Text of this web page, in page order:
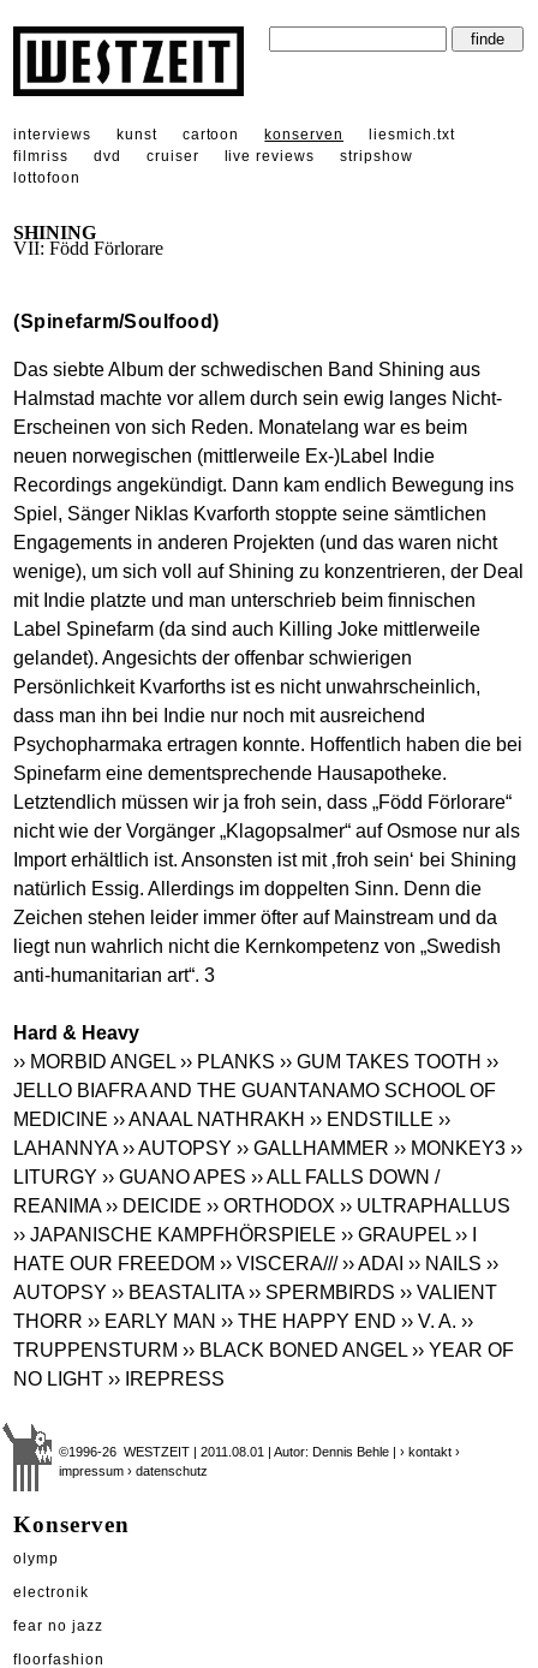
interviews kunst cartoon konserven
liesmich.txt
filmriss
dvd cruiser live reviews
stripshow
lottofoon
SHINING
VII: Född Förlorare
(Spinefarm/Soulfood)
Das siebte Album der schwedischen Band Shining aus
Halmstad machte vor allem durch sein ewig langes Nicht-
Erscheinen von sich Reden. Monatelang war es beim
neuen norwegischen (mittlerweile Ex-)Label Indie
Recordings angekündigt. Dann kam endlich Bewegung ins
Spiel, Sänger Niklas Kvarforth stoppte seine sämtlichen
Engagements in anderen Projekten (und das waren nicht
wenige), um sich voll auf Shining zu konzentrieren, der Deal
mit Indie platzte und man unterschrieb beim finnischen
Label Spinefarm (da sind auch Killing Joke mittlerweile
gelandet). Angesichts der offenbar schwierigen
Persönlichkeit Kvarforths ist es nicht unwahrscheinlich,
dass man ihn bei Indie nur noch mit ausreichend
Psychopharmaka ertragen konnte. Hoffentlich haben die bei
Spinefarm eine dementsprechende Hausapotheke.
Letztendlich müssen wir ja froh sein, dass „Född Förlorare“
nicht wie der Vorgänger „Klagopsalmer“ auf Osmose nur als
Import erhältlich ist. Ansonsten ist mit ‚froh sein‘ bei Shining
natürlich Essig. Allerdings im doppelten Sinn. Denn die
Zeichen stehen leider immer öfter auf Mainstream und da
liegt nun wahrlich nicht die Kernkompetenz von „Swedish
anti-humanitarian art“. 3
Hard & Heavy
›› MORBID ANGEL ›› PLANKS ›› GUM TAKES TOOTH ››
JELLO BIAFRA AND THE GUANTANAMO SCHOOL OF
MEDICINE ›› ANAAL NATHRAKH ›› ENDSTILLE ››
LAHANNYA ›› AUTOPSY ›› GALLHAMMER ›› MONKEY3 ››
LITURGY ›› GUANO APES ›› ALL FALLS DOWN /
REANIMA ›› DEICIDE ›› ORTHODOX ›› ULTRAPHALLUS
›› JAPANISCHE KAMPFHÖRSPIELE ›› GRAUPEL ›› I
HATE OUR FREEDOM ›› VISCERA/// ›› ADAI ›› NAILS ››
AUTOPSY ›› BEASTALITA ›› SPERMBIRDS ›› VALIENT
THORR ›› EARLY MAN ›› THE HAPPY END ›› V. A. ››
TRUPPENSTURM ›› BLACK BONED ANGEL ›› YEAR OF
NO LIGHT ›› IREPRESS
©1996-26 WESTZEIT | 2011.08.01 | Autor: Dennis Behle |› kontakt ›
impressum › datenschutz
Konserven
olymp
electronik
fear no jazz
floorfashion